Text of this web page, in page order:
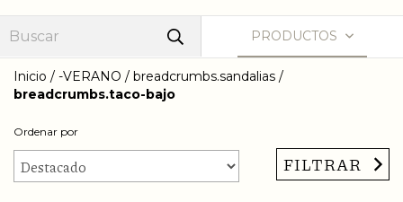
PRODUCTOS
Inicio / -VERANO / breadcrumbs.sandalias /
breadcrumbs.taco-bajo
Ordenar por
FILTRAR